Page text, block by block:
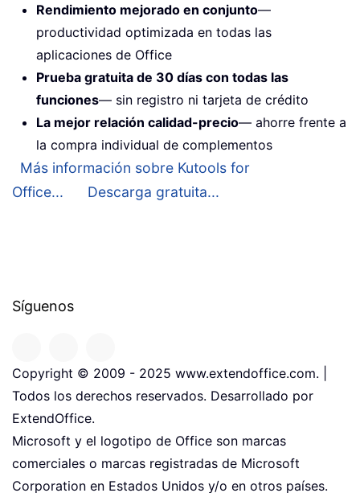
Rendimiento mejorado en conjunto—
productividad optimizada en todas las
aplicaciones de Office
Prueba gratuita de 30 días con todas las
funciones— sin registro ni tarjeta de crédito
La mejor relación calidad-precio— ahorre frente a
la compra individual de complementos
Más información sobre Kutools for
Office...
Descarga gratuita...
Síguenos
Copyright © 2009 - 2025 www.extendoffice.com. |
Todos los derechos reservados. Desarrollado por
ExtendOffice.
Microsoft y el logotipo de Office son marcas
comerciales o marcas registradas de Microsoft
Corporation en Estados Unidos y/o en otros países.